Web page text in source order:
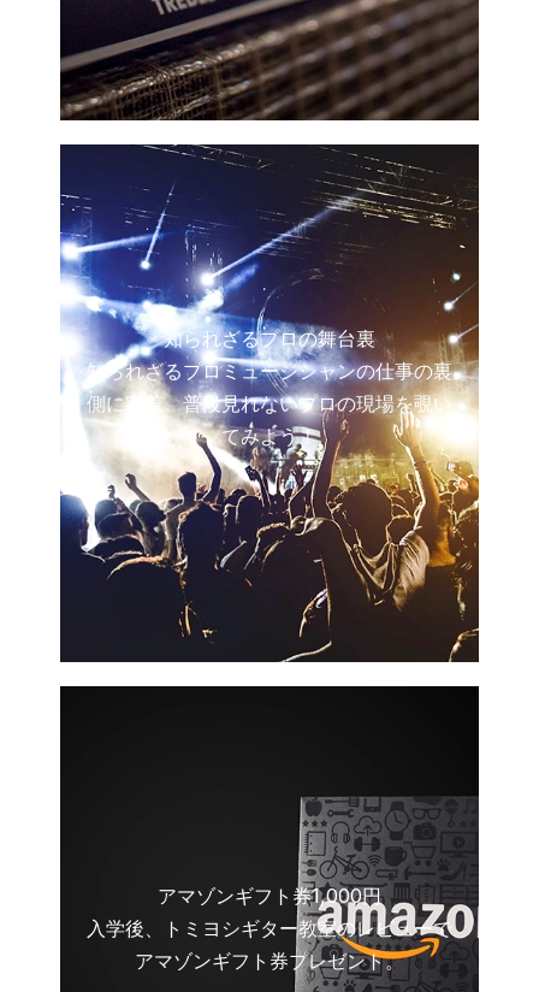
知られざるプロの舞台裏
知られざるプロミュージシャンの仕事の裏
側に密着。普段見れないプロの現場を覗い
てみよう！
アマゾンギフト券1,000円
入学後、トミヨシギター教室のレビューで
アマゾンギフト券プレゼント。